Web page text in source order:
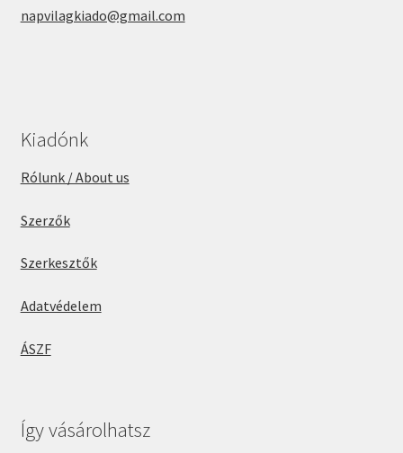
napvilagkiado@gmail.com
Kiadónk
Rólunk / About us
Szerzők
Szerkesztők
Adatvédelem
ÁSZF
Így vásárolhatsz